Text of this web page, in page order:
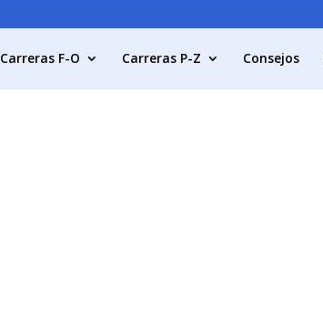
Carreras F-O Carreras P-Z Consejos